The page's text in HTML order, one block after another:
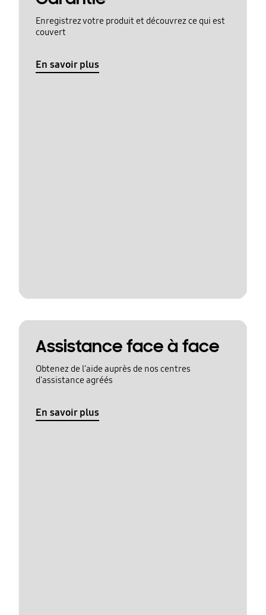
Enregistrez votre produit et découvrez ce qui est
couvert
En savoir plus
Assistance face à face
Obtenez de l'aide auprès de nos centres
d'assistance agréés
En savoir plus